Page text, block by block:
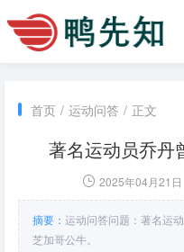
首页 / 运动问答 / 正文
著名运动员乔丹
2025年04月21日
摘要： 运动问答问题：著名运
芝加哥公牛。